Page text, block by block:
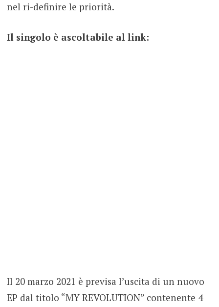
nel ri-definire le priorità.
Il singolo è ascoltabile al link:
Il 20 marzo 2021 è previsa l’uscita di un nuovo
EP dal titolo “MY REVOLUTION” contenente 4